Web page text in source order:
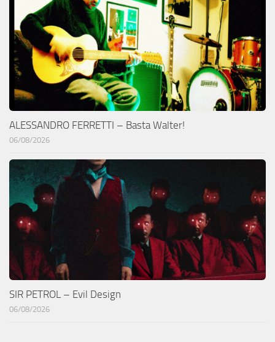
ALESSANDRO FERRETTI – Basta Walter!
06/08/2026
SIR PETROL – Evil Design
06/08/2026